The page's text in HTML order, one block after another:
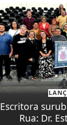
Escritora
Rua: Dr.